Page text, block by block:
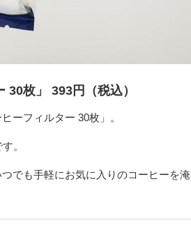
枚」 393円（税込）
ーフィルター 30枚」。
。
でも手軽にお気に入りのコーヒーを淹